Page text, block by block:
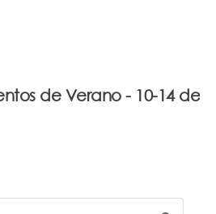
de Verano - 10-14 de